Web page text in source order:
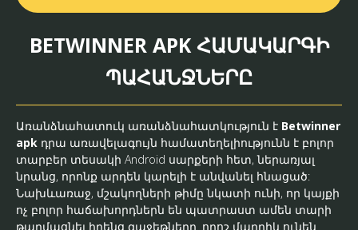
BETWINNER APK ՀԱՄԱԿԱՐԳԻ
ՊԱՀԱՆՋՆԵՐԸ
Առանձնահատուկ առանձնահատկություն է Betwinner
apk դրա առավելագույն համատեղելիությունն է բոլոր
տարբեր տեսակի Android սարքերի հետ, ներառյալ
նրանց, որոնք արդեն կարելի է անվանել հնացած:
Նախևառաջ, մշակողների թիմը նկատի ունի, որ կայքի
ոչ բոլոր հաճախորդներն են պատրաստ ամեն տարի
թարմացնել իրենց գաջեթները. որոշ մարդիկ ունեն